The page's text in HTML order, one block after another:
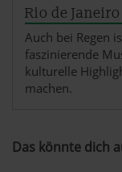
Rio de
Auch bei Regen
faszinierende
kulturelle
machen.
Das könnte dich